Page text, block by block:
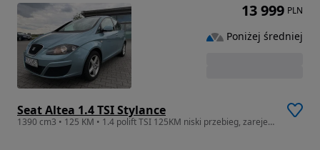
Seat Altea 1.4 TSI Stylance
1390 cm3 • 125 KM • 1.4 polift TSI 125KM niski przebieg, zarejestrowany i ubezp
13 999 PLN
Poniżej średniej